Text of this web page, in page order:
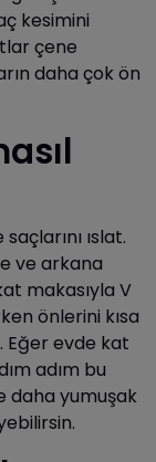
kesimini
çene
daha çok ön
ıslat.
ve arkana
makasıyla V
önlerini kısa
Eğer evde kat
adım bu
daha yumuşak